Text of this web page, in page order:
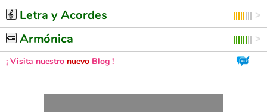
Letra y Acordes
Armónica
¡ Visita nuestro nuevo Blog !